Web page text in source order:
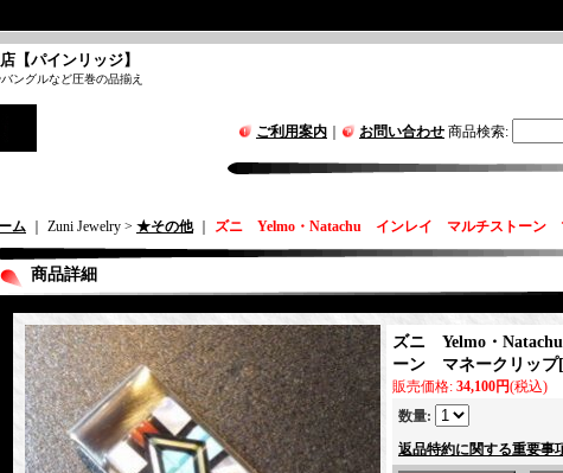
【パインリッジ】
ングルなど圧巻の品揃え
ご利用案内 お問い合わせ 商品検索:
ム ｜ Zuni Jewelry > ★その他｜ ズニ Yelmo・Natachu インレイ マルチストーン
商品詳細
ズニ Yelmo・
ーン マネークリップ[
販売価格: 34,100円(税込)
数量:
返品特約に関する重要事